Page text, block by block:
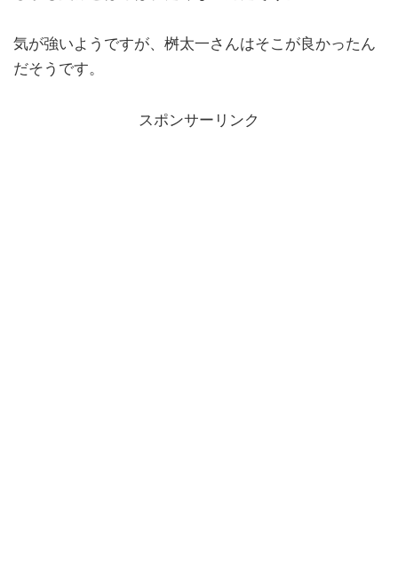
気が強いようですが、桝太一さんはそこが良かったん
だそうです。
スポンサーリンク